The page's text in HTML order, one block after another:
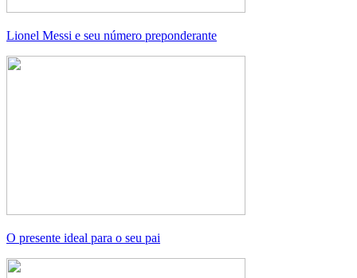
Lionel Messi e seu número preponderante
O presente ideal para o seu pai